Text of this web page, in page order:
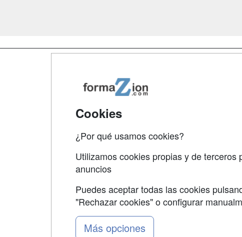
Grupo formazion:
Cookies
¿Por qué usamos cookies?
Utilizamos cookies propias y de
anuncios
Puedes aceptar todas las cookies
"Rechazar cookies" o configurar
Más opciones